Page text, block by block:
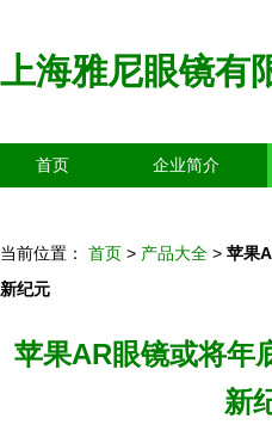
上海雅尼眼镜有
首页 企业简介
当前位置： 首页 > 产品大全 > 苹果
新纪元
苹果AR眼镜或将年
新